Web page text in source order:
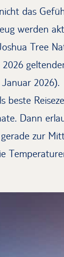
das
werden
Tree
2026).
beste
Dann
zur